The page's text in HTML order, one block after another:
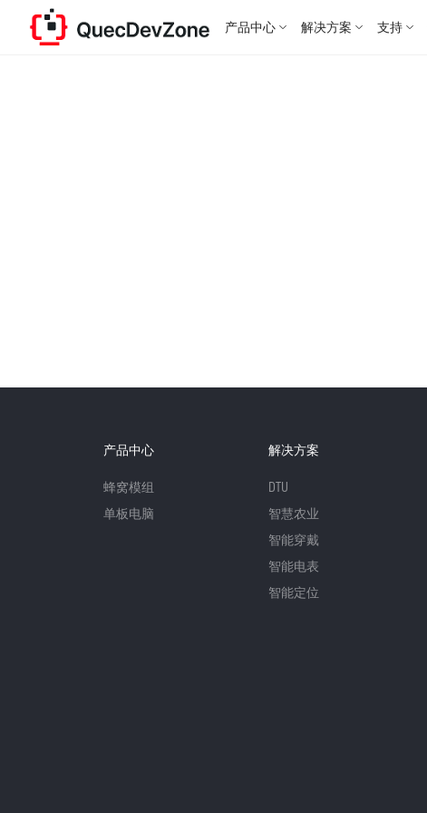
产品中心 解决方案 支持
产品中心
蜂窝模组
单板电脑
解决方案
DTU
智慧农业
智能穿戴
智能电表
智能定位